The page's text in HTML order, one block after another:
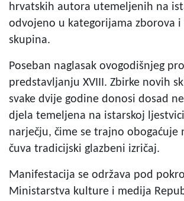
hrvatskih autora utemeljenih na
odvojeno u kategorijama zborova i
skupina.
Poseban naglasak ovogodišnjeg
predstavljanju XVIII. Zbirke novih
svake dvije godine donosi dosad
djela temeljena na istarskoj
narječju, čime se trajno obogaćuje
čuva tradicijski glazbeni izričaj.
Manifestacija se održava pod
Ministarstva kulture i medija